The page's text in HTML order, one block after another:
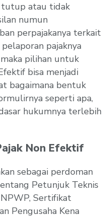
tutup atau tidak
numun
perpajakanya terkait
pajaknya
pilihan untuk
bisa menjadi
bagaimana bentuk
seperti apa,
hukumnya terlebih
Non Efektif
sebagai perdoman
Petunjuk Teknis
Sertifikat
Pengusaha Kena